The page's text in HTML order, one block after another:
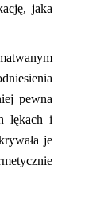
jaka
ej pewna
lękach i
je